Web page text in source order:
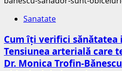
Sanatate
Cum îți verifici sănătatea
Tensiunea arterială care
Dr. Monica Trofin-